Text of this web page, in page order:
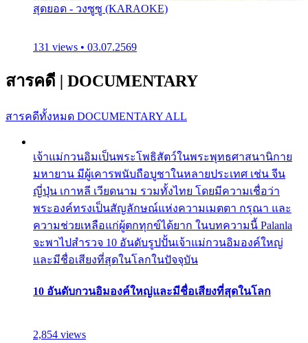
สุดยอด - วงซูซู (KARAOKE)
131 views • 03.07.2569
สารคดี | DOCUMENTARY
สารคดีทั้งหมด DOCUMENTARY ALL
เจ้าแม่กวนอิมเป็นพระโพธิสัตว์ในพระพุทธศาสนานิกาย
มหายาน มีผู้เคารพนับถือบูชาในหลายประเทศ เช่น จีน
ญี่ปุ่น เกาหลี เวียดนาม รวมทั้งไทย โดยมีความเชื่อว่า
พระองค์ทรงเป็นสัญลักษณ์แห่งความเมตตา กรุณา และ
ความช่วยเหลือแก่ผู้ตกทุกข์ได้ยาก ในบทความนี้ Palanla
จะพาไปสำรวจ 10 อันดับรูปปั้นเจ้าแม่กวนอิมองค์ใหญ่
และมีชื่อเสียงที่สุดในโลกในปัจจุบัน
10 อันดับกวนอิมองค์ใหญ่และมีชื่อเสียงที่สุดในโลก
2,854 views